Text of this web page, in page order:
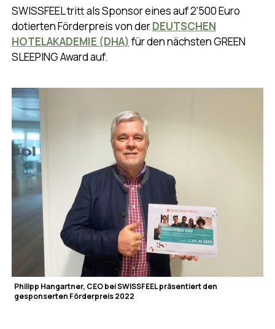
SWISSFEEL tritt als Sponsor eines auf 2’500 Euro
dotierten Förderpreis von derDEUTSCHEN
HOTELAKADEMIE (DHA) für den nächsten GREEN
SLEEPING Award auf.
Philipp Hangartner, CEO bei SWISSFEEL präsentiert den
gesponserten Förderpreis 2022